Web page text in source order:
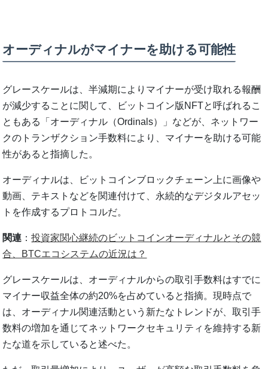
オーディナルがマイナーを助ける可能性
グレースケールは、半減期によりマイナーが受け取れる報酬
が減少することに関して、ビットコイン版NFTと呼ばれるこ
ともある「オーディナル（Ordinals）」などが、ネットワー
クのトランザクション手数料により、マイナーを助ける可能
性があると指摘した。
オーディナルは、ビットコインブロックチェーン上に画像や
動画、テキストなどを関連付けて、永続的なデジタルアセッ
トを作成するプロトコルだ。
関連 ：投資家関心継続のビットコインオーディナルとその競
合、BTCエコシステムの近況は？
グレースケールは、オーディナルからの取引手数料はすでに
マイナー収益全体の約20%を占めていると指摘。現時点で
は、オーディナル関連活動という新たなトレンドが、取引手
数料の増加を通じてネットワークセキュリティを維持する新
たな道を示していると述べた。